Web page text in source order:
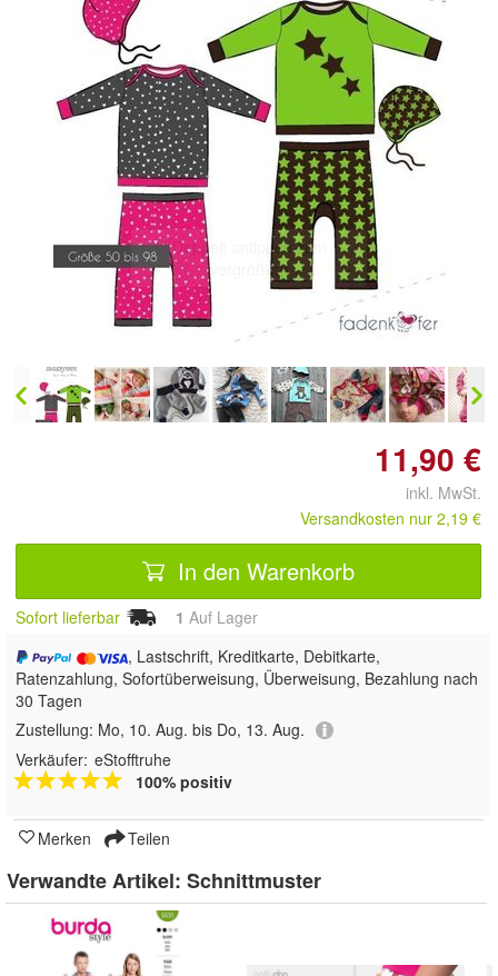
Doppelt antippen zum
vergrößern
11,90 €
inkl. MwSt.
Versandkosten nur 2,19 €
In den Warenkorb
Sofort lieferbar 1 Auf Lager
, Lastschrift, Kreditkarte, Debitkarte,
Ratenzahlung, Sofortüberweisung, Überweisung, Bezahlung nach
30 Tagen
Zustellung: Mo, 10. Aug. bis Do, 13. Aug.
Verkäufer: eStofftruhe
100% positiv
Merken Teilen
Verwandte Artikel: Schnittmuster